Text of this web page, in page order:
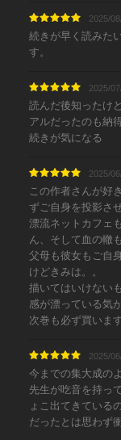
2025/
続きが早く読みた
す。
2025/
読んだ後知ったけ
アルだったのも納
続きが気になる
2025/
この作者さんが好
ずご自身を投影さ
漂流ネットカフェ
ん、そして血の轍
父母も彼女もご自
けどきみは。。
描いてはいけない
感が漂っている気
次巻も必ず買います
2025/
今までの集大成の
先生が吃音を持っ
ょこ出てきている
だったとは思わず